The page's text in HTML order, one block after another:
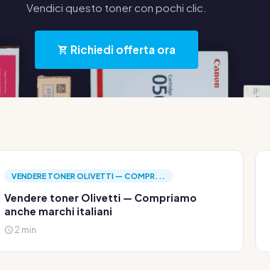
Vendici questo toner con pochi clic.
Richiedi offerta ora
VENDERE TONER OLIVETTI — COMPR...
Vendere toner Olivetti — Compriamo
anche marchi italiani
2 min